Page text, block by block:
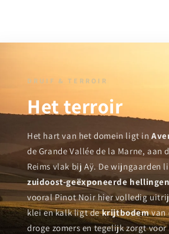
DRUIF & TERROIR
Het terroir
Het hart van het domein ligt in
de Grande Vallée de la Marne, aan
Reims vlak bij Aÿ. De wijngaarden
zuidoost-geëxponeerde hellingen
vooral Pinot Noir hier volledig
klei en kalk ligt dekrijtbodemvan
droge zomers en tegelijk zorgt